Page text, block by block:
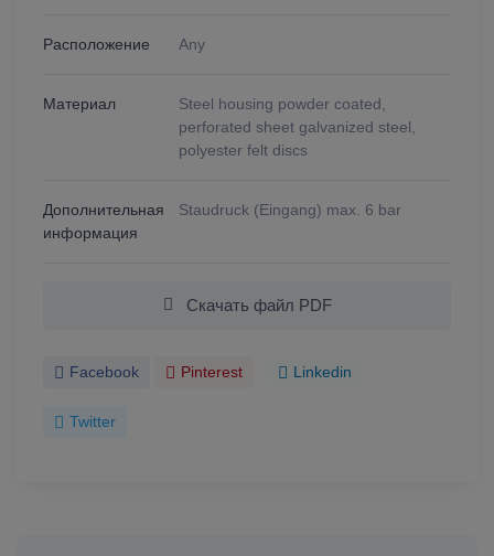
Расположение Any
Материал
Steel housing powder coated,
perforated sheet galvanized steel,
polyester felt discs
Дополнительная
информация
Staudruck (Eingang) max. 6 bar
Скачать файл PDF
Facebook Pinterest Linkedin
Twitter